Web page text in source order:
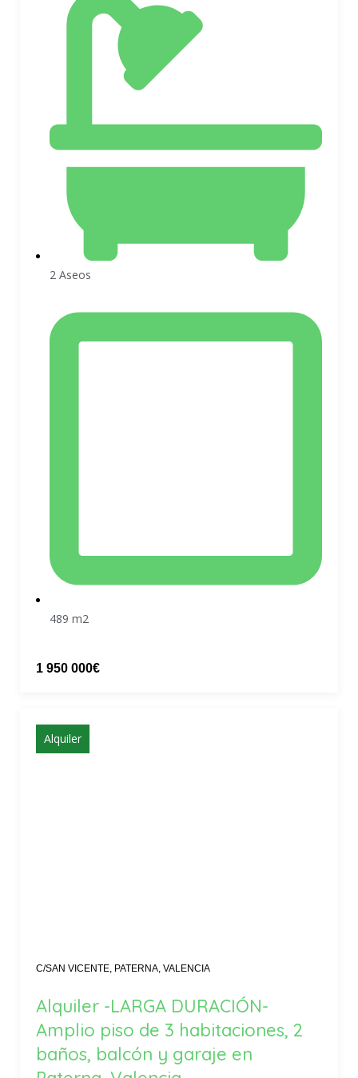
2 Aseos
489 m2
1 950 000€
Alquiler
C/SAN VICENTE, PATERNA, VALENCIA
Alquiler -LARGA DURACIÓN-
Amplio piso de 3 habitaciones, 2
baños, balcón y garaje en